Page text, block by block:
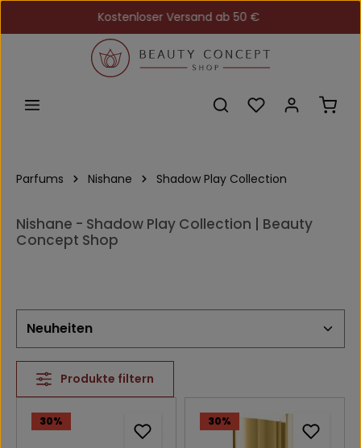
Zum Hauptinhalt springenKostenloser Versand ab 50 €
Du hast 0
Parfums Nishane Shadow Play Collection
Nishane - Shadow Play Collection | Beauty
Concept Shop
Produkte filtern
30% 30%